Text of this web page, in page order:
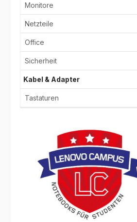
Monitore
Netzteile
Office
Sicherheit
Kabel & Adapter
Tastaturen